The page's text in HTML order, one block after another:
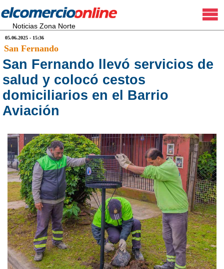
Noticias Zona Norte
05.06.2025 - 15:36
San Fernando
San Fernando llevó servicios de
salud y colocó cestos
domiciliarios en el Barrio
Aviación